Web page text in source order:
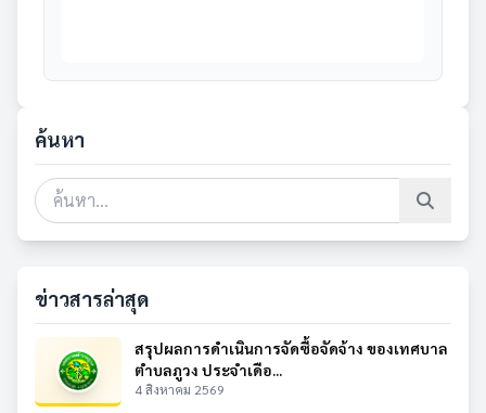
ค้นหา
ข่าวสารล่าสุด
สรุปผลการดำเนินการจัดซื้อจัดจ้าง ของเทศบาล
ตำบลภูวง ประจำเดือ...
4 สิงหาคม 2569